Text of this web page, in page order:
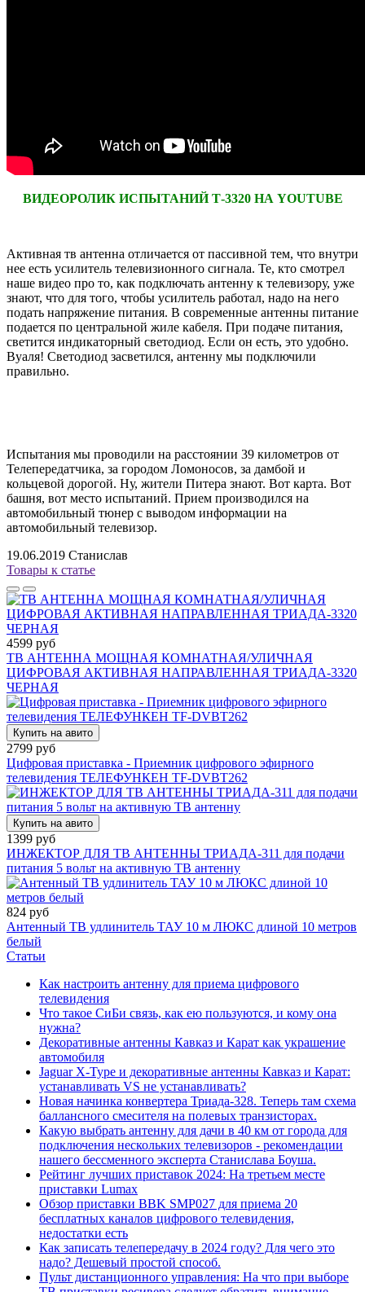
ВИДЕОРОЛИК ИСПЫТАНИЙ Т-3320 НА YOUTUBE
Активная тв антенна отличается от пассивной тем, что внутри
нее есть усилитель телевизионного сигнала. Те, кто смотрел
наше видео про то, как подключать антенну к телевизору, уже
знают, что для того, чтобы усилитель работал, надо на него
подать напряжение питания. В современные антенны питание
подается по центральной жиле кабеля. При подаче питания,
светится индикаторный светодиод. Если он есть, это удобно.
Вуаля! Светодиод засветился, антенну мы подключили
правильно.
Испытания мы проводили на расстоянии 39 километров от
Телепередатчика, за городом Ломоносов, за дамбой и
кольцевой дорогой. Ну, жители Питера знают. Вот карта. Вот
башня, вот место испытаний. Прием производился на
автомобильный тюнер с выводом информации на
автомобильный телевизор.
19.06.2019 Станислав
Товары к статье
4599 руб
ТВ АНТЕННА МОЩНАЯ КОМНАТНАЯ/УЛИЧНАЯ
ЦИФРОВАЯ АКТИВНАЯ НАПРАВЛЕННАЯ ТРИАДА-3320
ЧЕРНАЯ
Купить на авито
2799 руб
Цифровая приставка - Приемник цифрового эфирного
телевидения ТЕЛЕФУНКЕН TF-DVBT262
Купить на авито
1399 руб
ИНЖЕКТОР ДЛЯ ТВ АНТЕННЫ ТРИАДА-311 для подачи
питания 5 вольт на активную ТВ антенну
824 руб
Антенный ТВ удлинитель ТАУ 10 м ЛЮКС длиной 10 метров
белый
Статьи
Как настроить антенну для приема цифрового
телевидения
Что такое СиБи связь, как ею пользуются, и кому она
нужна?
Декоративные антенны Кавказ и Карат как украшение
автомобиля
Jaguar X-Type и декоративные антенны Кавказ и Карат:
устанавливать VS не устанавливать?
Новая начинка конвертера Триада-328. Теперь там схема
баллансного смесителя на полевых транзисторах.
Какую выбрать антенну для дачи в 40 км от города для
подключения нескольких телевизоров - рекомендации
нашего бессменного эксперта Станислава Боуша.
Рейтинг лучших приставок 2024: На третьем месте
приставки Lumax
Обзор приставки BBK SMP027 для приема 20
бесплатных каналов цифрового телевидения,
недостатки есть
Как записать телепередачу в 2024 году? Для чего это
надо? Дешевый простой способ.
Пульт дистанционного управления: На что при выборе